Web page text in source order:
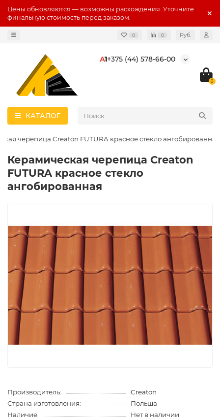
Цены обновляются — возможны расхождения. Уточните
финальную стоимость перед заказом.
0 0 Руб.
А1+375 (44) 578-66-00
0
КАТАЛОГ
черепица Creaton FUTURA красное стекло ангобированная
Керамическая черепица Creaton
FUTURA красное стекло
ангобированная
Производитель:
Creaton
Страна изготовления:
Польша
Наличие:
Нет в наличии